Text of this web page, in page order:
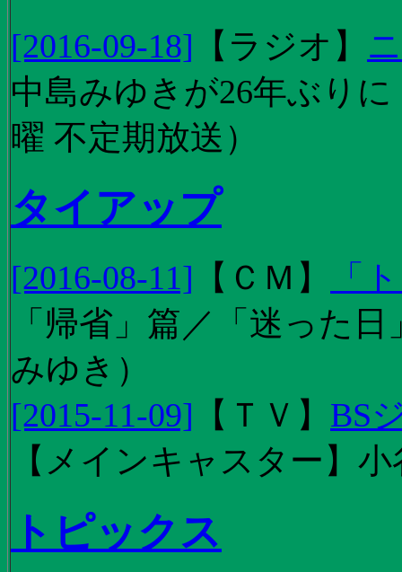
[2016-09-18] 【 ラジオ 】
中島みゆきが26年ぶり
曜 不定期放送）
タイアップ
[2016-08-11] 【 ＣＭ 】
「
「帰省」篇／「迷った
みゆき）
[2015-11-09] 【 ＴＶ 】 BS
【メインキャスター】
トピックス